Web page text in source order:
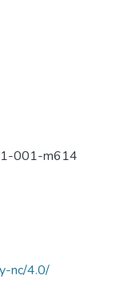
001-m614
nc/4.0/